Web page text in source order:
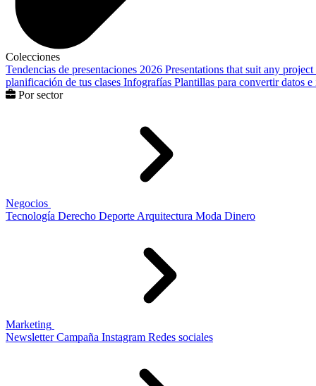
Colecciones
Tendencias de presentaciones 2026 Presentations that suit any project
planificación de tus clases Infografías Plantillas para convertir datos
Por sector
Negocios
Tecnología Derecho Deporte Arquitectura Moda Dinero
Marketing
Newsletter Campaña Instagram Redes sociales